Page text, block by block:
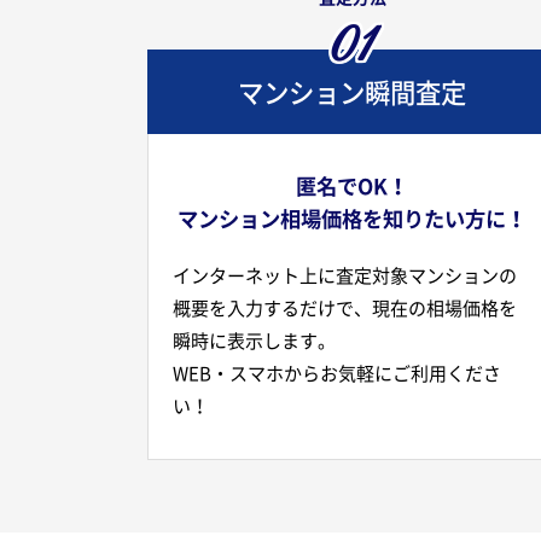
01
マンション瞬間査定
匿名でOK！
マンション相場価格を知りたい方に！
インターネット上に査定対象マンションの
概要を入力するだけで、現在の相場価格を
瞬時に表示します。
WEB・スマホからお気軽にご利用くださ
い！